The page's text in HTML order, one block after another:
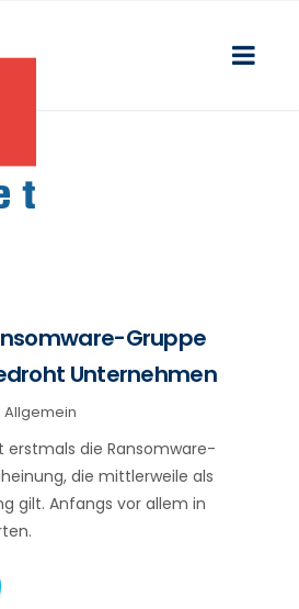
Gruppe
Unternehmen
Allgemein
die Ransomware-
die mittlerweile als
gilt. Anfangs vor allem in